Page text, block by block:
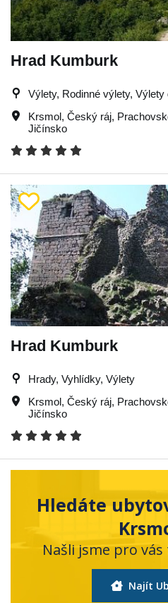
Hrad Kumburk
Výlety, Rodinné výlety,
Krsmol, Český ráj,
Jičínsko
Hrad Kumburk
Hrady, Vyhlídky, Výlety
Krsmol, Český ráj,
Jičínsko
Hledáte
Našli jsme pro
Najít